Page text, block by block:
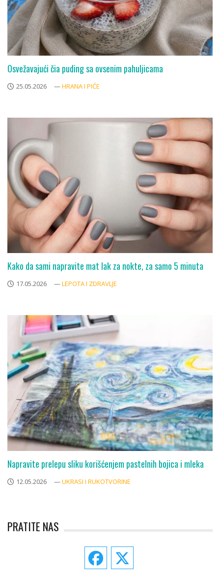
Osvežavajući čia puding sa ovsenim pahuljicama
25.05.2026 —HRANA I PIĆE
Kako da sami napravite mat lak za nokte, za samo 5 minuta
17.05.2026 —LEPOTA I ZDRAVLJE
Napravite prelepu sliku korišćenjem pastelnih bojica i mleka
12.05.2026 —UKRASI I RUKOTVORINE
PRATITE NAS